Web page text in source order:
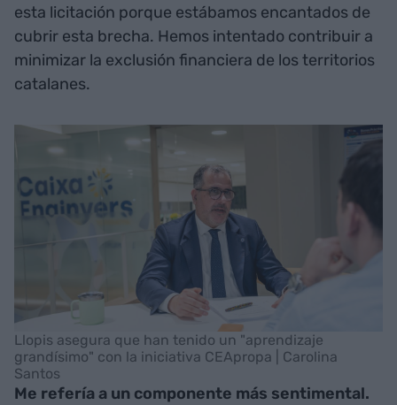
esta licitación porque estábamos encantados de
cubrir esta brecha. Hemos intentado contribuir a
minimizar la exclusión financiera de los territorios
catalanes.
Llopis asegura que han tenido un "aprendizaje
grandísimo" con la iniciativa CEApropa | Carolina
Santos
Me refería a un componente más sentimental.